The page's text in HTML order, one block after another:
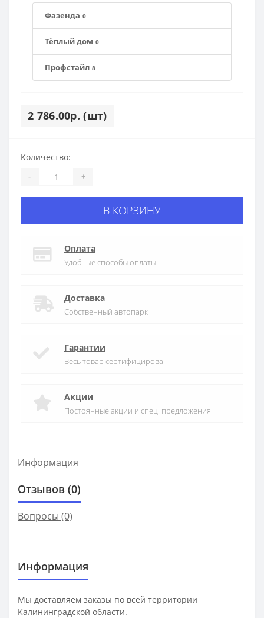
Фазенда 0
Тёплый дом 0
Профстайл 8
2 786.00р. (шт)
Количество:
- +
В КОРЗИНУ
Оплата
Удобные способы оплаты
Доставка
Собственный автопарк
Гарантии
Весь товар сертифицирован
Акции
Постоянные акции и спец. предложения
Информация
Отзывов (0)
Вопросы (0)
Информация
Мы доставляем заказы по всей территории
Калининградской области.